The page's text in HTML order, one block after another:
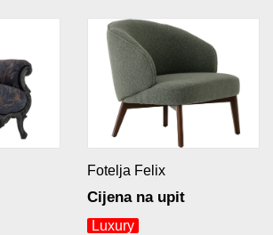
Fotelja Felix
Cijena na upit
Luxury